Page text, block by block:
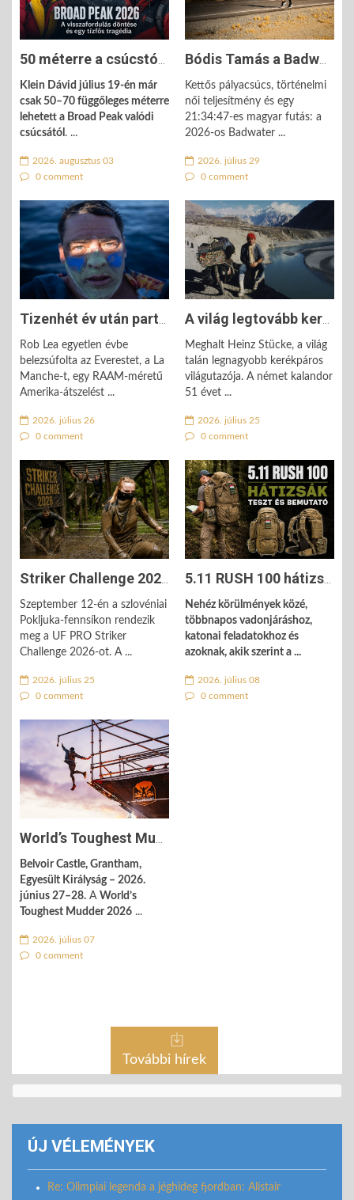
50 méterre a csúcstól - Klein Dávid döntése életet mentett a Broad ...
Klein Dávid július 19-én már
csak 50–70 függőleges méterre
lehetett a Broad Peak valódi
csúcsától . ...
2026. augusztus 03
0 comment
Bódis Tamás a Badwater ultra dobogójára futott - minden idők ...
Kettős pályacsúcs, történelmi
női teljesítmény és egy
21:34:47-es magyar futás: a
2026-os Badwater ...
2026. július 29
0 comment
Tizenhét év után partot ért – Rob Lea befejezte a világ egyik ...
Rob Lea egyetlen évbe
belezsúfolta az Everestet, a La
Manche-t, egy RAAM-méretű
Amerika-átszelést ...
2026. július 26
0 comment
A világ legtovább kerékpározó sportolója Heinz Stücke elindult az ...
Meghalt Heinz Stücke, a világ
talán legnagyobb kerékpáros
világutazója. A német kalandor
51 évet ...
2026. július 25
0 comment
Striker Challenge 2026: tizenkilenc akadály, tizenöt kilométer - nem ...
Szeptember 12-én a szlovéniai
Pokljuka-fennsíkon rendezik
meg a UF PRO Striker
Challenge 2026-ot. A ...
2026. július 25
0 comment
5.11 RUSH 100 hátizsák - a taktikai málhásló avagy a túrázó svájci ...
Nehéz körülmények közé,
többnapos vadonjáráshoz,
katonai feladatokhoz és
azoknak, akik szerint a ...
2026. július 08
0 comment
World’s Toughest Mudder 2026: 24 óra, 650 induló, 35 fokos brit ...
Belvoir Castle, Grantham,
Egyesült Királyság – 2026.
június 27–28. A World’s
Toughest Mudder 2026 ...
2026. július 07
0 comment
További hírek
ÚJ VÉLEMÉNYEK
Re: Olimpiai legenda a jéghideg fjordban: Alistair